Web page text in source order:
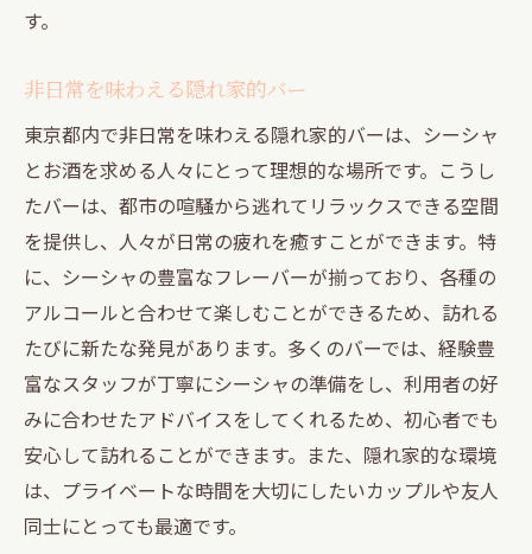
す。
非日常を味わえる隠れ家的バー
東京都内で非日常を味わえる隠れ家的バーは、シーシャ
とお酒を求める人々にとって理想的な場所です。こうし
たバーは、都市の喧騒から逃れてリラックスできる空間
を提供し、人々が日常の疲れを癒すことができます。特
に、シーシャの豊富なフレーバーが揃っており、各種の
アルコールと合わせて楽しむことができるため、訪れる
たびに新たな発見があります。多くのバーでは、経験豊
富なスタッフが丁寧にシーシャの準備をし、利用者の好
みに合わせたアドバイスをしてくれるため、初心者でも
安心して訪れることができます。また、隠れ家的な環境
は、プライベートな時間を大切にしたいカップルや友人
同士にとっても最適です。